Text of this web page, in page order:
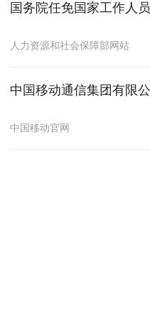
国务院任免国家工作人员
人力资源和社会保障部网站
中国移动通信集团有限
中国移动官网